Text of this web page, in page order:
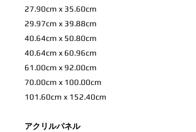
27.90cm x 35.60cm
29.97cm x 39.88cm
40.64cm x 50.80cm
40.64cm x 60.96cm
61.00cm x 92.00cm
70.00cm x 100.00cm
101.60cm x 152.40cm
アクリルパネル